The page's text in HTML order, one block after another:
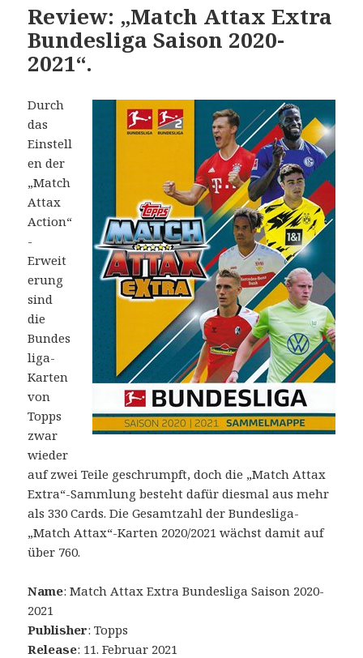
Review: „Match Attax Extra
Bundesliga Saison 2020-
2021“.
Durch
das
Einstell
en der
„Match
Attax
Action“
-
Erweit
erung
sind
die
Bundes
liga-
Karten
von
Topps
zwar
wieder
auf zwei Teile geschrumpft, doch die „Match Attax
Extra“-Sammlung besteht dafür diesmal aus mehr
als 330 Cards. Die Gesamtzahl der Bundesliga-
„Match Attax“-Karten 2020/2021 wächst damit auf
über 760.
Name: Match Attax Extra Bundesliga Saison 2020-
2021
Publisher: Topps
Release: 11. Februar 2021